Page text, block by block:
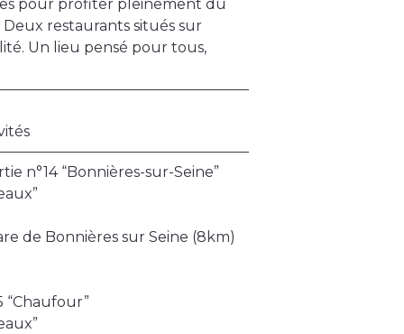
pour profiter pleinement du
Deux restaurants situés sur
Un lieu pensé pour tous,
n°14 “Bonnières-sur-Seine”
de Bonnières sur Seine (8km)
“Chaufour”